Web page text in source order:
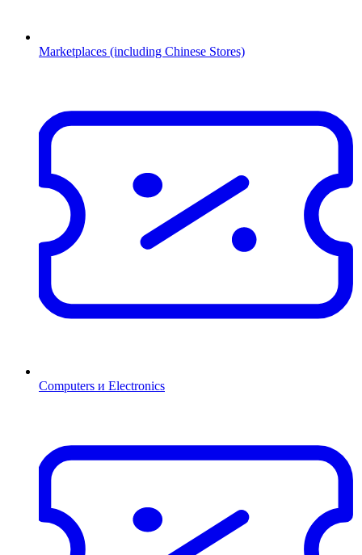
Marketplaces (including Chinese Stores)
Computers и Electronics